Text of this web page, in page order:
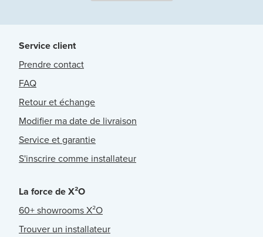
Service client
Prendre contact
FAQ
Retour et échange
Modifier ma date de livraison
Service et garantie
S'inscrire comme installateur
La force de X²O
60+ showrooms X²O
Trouver un installateur